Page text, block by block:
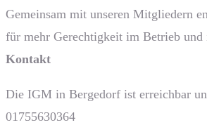
Gemeinsam mit unseren Mitgliedern
für mehr Gerechtigkeit im Betrieb und
Kontakt
Die IGM in Bergedorf ist erreichbar
01755630364